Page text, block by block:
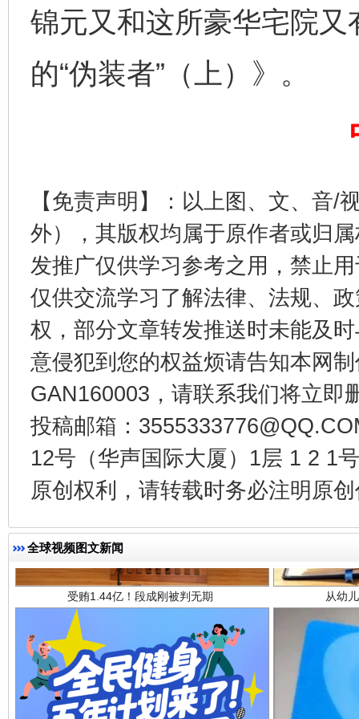
锦元又和这所豪华宅院
的“伪装者”（上）》。
【免责声明】：以上图、文、音/
外），其版权均属于原作者或归
发推广仅供学习参考之用，禁止
仅供交流学习了解法律、法规、
权，部分文章转发推送时未能及
意侵犯到您的权益烦请告知本网
GAN160003，请联系我们将立即
投稿邮箱：
12号（华声国际大厦）1层 1 2 1
原创权利，请转载时务必注明原
全球视频图文新闻
千年窑火 生生不息
揭开“小金库”的免责幌子
受贿1.44亿！段成刚被判无期 从幼
全民健身五年计划来了！等你上场